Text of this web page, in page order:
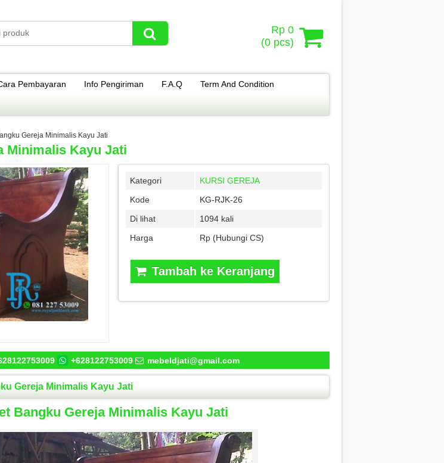
Rp 0
(0 pcs)
Pembayaran Info Pengiriman F.A.Q Term And Condition
Gereja Minimalis Kayu Jati
Minimalis Kayu Jati
Kategori
KURSI GEREJA
Kode
KG-RJK-26
Di lihat
1094 kali
Harga
Rp (Hubungi CS)
Tambah ke Keranjang
+628122753009 mebeldjati@gmail.com
Gereja Minimalis Kayu Jati
Bangku Gereja Minimalis Kayu Jati